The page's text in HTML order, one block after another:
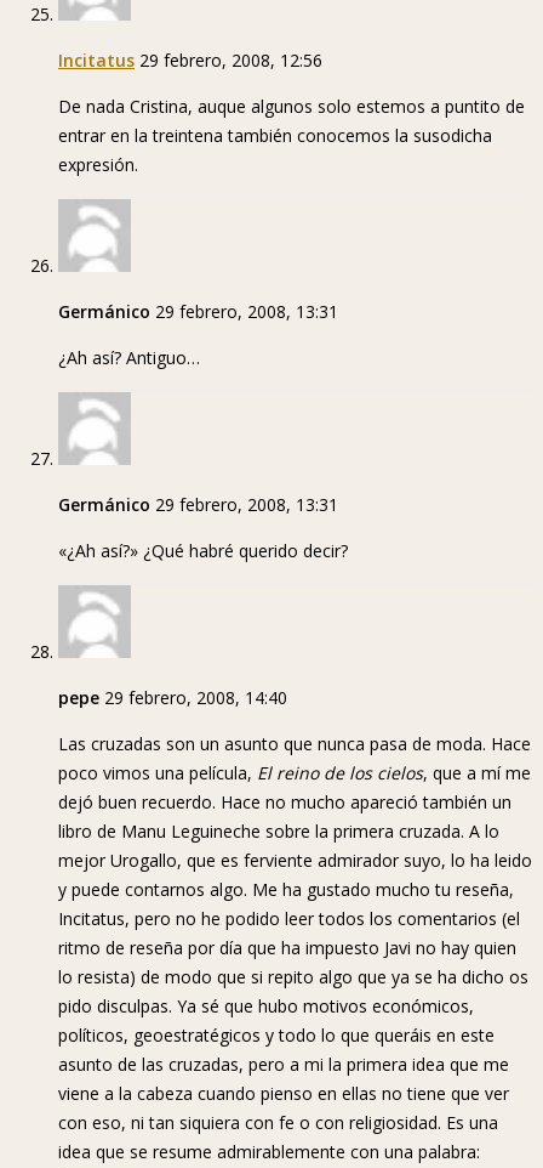
Incitatus 29 febrero, 2008, 12:56
De nada Cristina, auque algunos solo estemos a puntito de
entrar en la treintena también conocemos la susodicha
expresión.
Germánico 29 febrero, 2008, 13:31
¿Ah así? Antiguo…
Germánico 29 febrero, 2008, 13:31
«¿Ah así?» ¿Qué habré querido decir?
pepe 29 febrero, 2008, 14:40
Las cruzadas son un asunto que nunca pasa de moda. Hace
poco vimos una película, El reino de los cielos, que a mí me
dejó buen recuerdo. Hace no mucho apareció también un
libro de Manu Leguineche sobre la primera cruzada. A lo
mejor Urogallo, que es ferviente admirador suyo, lo ha leido
y puede contarnos algo. Me ha gustado mucho tu reseña,
Incitatus, pero no he podido leer todos los comentarios (el
ritmo de reseña por día que ha impuesto Javi no hay quien
lo resista) de modo que si repito algo que ya se ha dicho os
pido disculpas. Ya sé que hubo motivos económicos,
políticos, geoestratégicos y todo lo que queráis en este
asunto de las cruzadas, pero a mi la primera idea que me
viene a la cabeza cuando pienso en ellas no tiene que ver
con eso, ni tan siquiera con fe o con religiosidad. Es una
idea que se resume admirablemente con una palabra: